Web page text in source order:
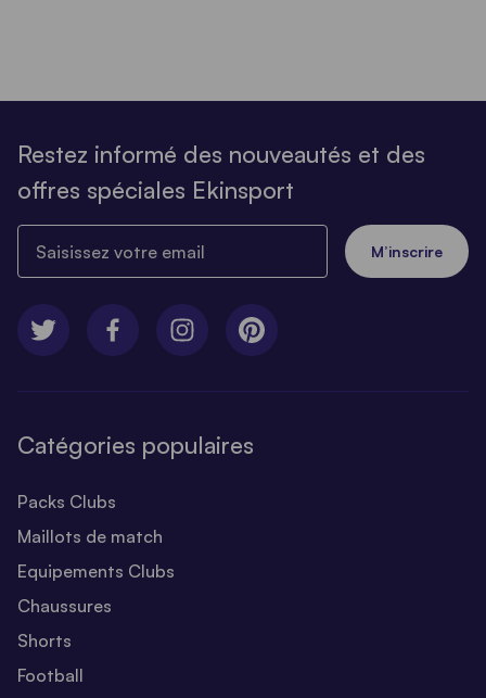
Restez informé des nouveautés et des
offres spéciales Ekinsport
M’inscrire
Catégories populaires
Packs Clubs
Maillots de match
Equipements Clubs
Chaussures
Shorts
Football